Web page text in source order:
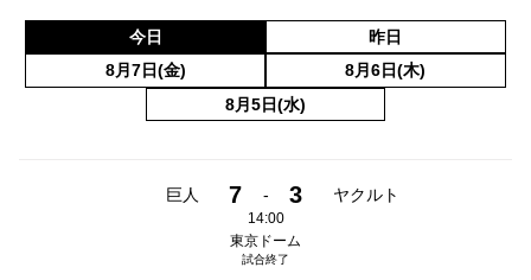
今日
昨日
8月7日(金)
8月6日(木)
8月5日(水)
巨人 7 - 3 ヤクルト
14:00
東京ドーム
試合終了